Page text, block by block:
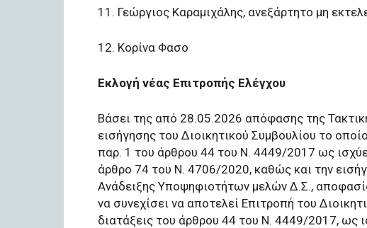
11. Γεώργιος Καραμιχάλης, ανεξάρτητο μη
12. Κορίνα Φασο
Εκλογή νέας Επιτροπής Ελέγχου
Βάσει της από 28.05.2026 απόφασης της
εισήγησης του Διοικητικού Συμβουλίου το
παρ. 1 του άρθρου 44 του Ν. 4449/2017 ως
άρθρο 74 του Ν. 4706/2020, καθώς και την
Ανάδειξης Υποψηφιοτήτων μελών Δ.Σ.,
να συνεχίσει να αποτελεί Επιτροπή του
διατάξεις του άρθρου 44 του Ν. 4449/2017, ως